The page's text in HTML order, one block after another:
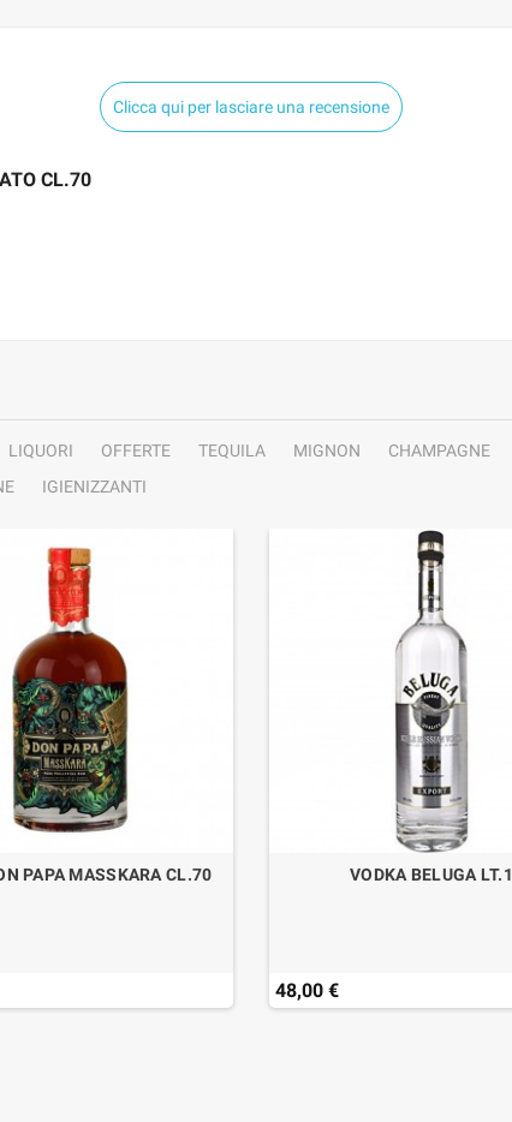
Clicca qui per lasciare una recensione
CL.70
LIQUORI OFFERTE TEQUILA MIGNON CHAMPAGNE
IGIENIZZANTI
PAPA MASSKARA CL.70 VODKA BELUGA LT.1
48,00 €